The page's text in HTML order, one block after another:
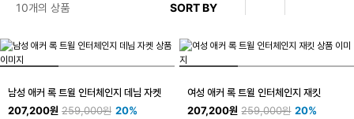
10개의 상품
남성 애커 록 트윌 인터체인지 데님 자켓
207,200원 259,000원 20%
여성 애커 록 트윌 인터체인지 재킷
207,200원 259,000원 20%